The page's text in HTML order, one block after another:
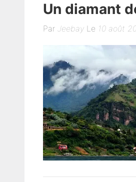
Un diamant
Par JeebayLe 10 août